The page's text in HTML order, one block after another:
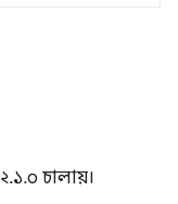
চালায়।